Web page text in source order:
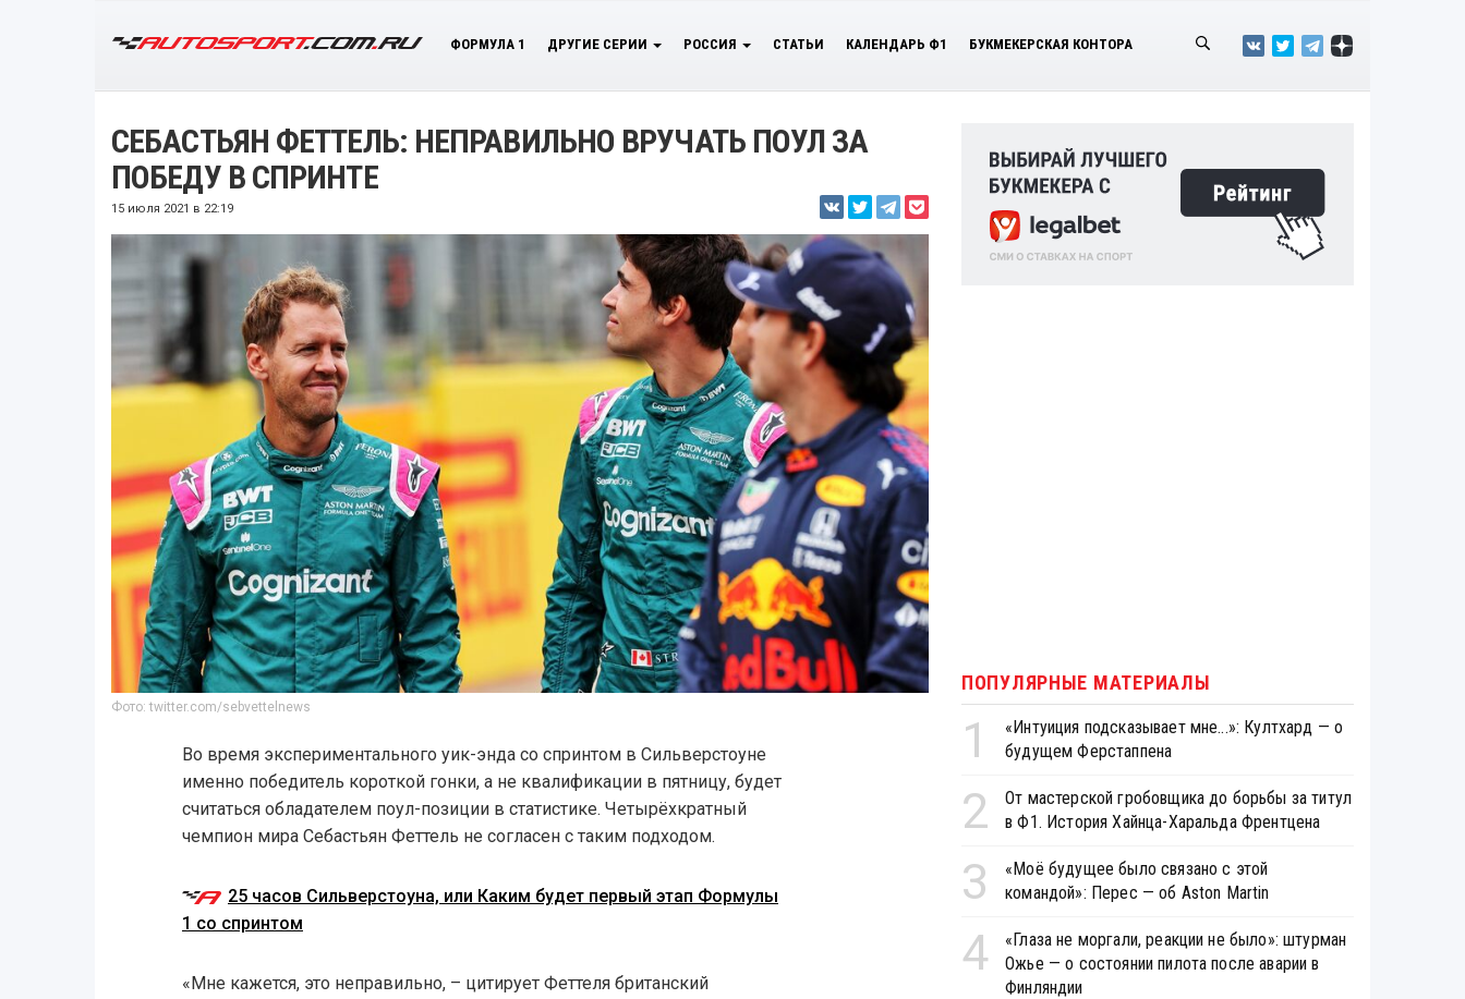
ФОРМУЛА 1 ДРУГИЕ СЕРИИ РОССИЯ СТАТЬИ КАЛЕНДАРЬ Ф1 БУКМЕКЕРСКАЯ КОНТОРА
СЕБАСТЬЯН ФЕТТЕЛЬ: НЕПРАВИЛЬНО ВРУЧАТЬ ПОУЛ ЗА
ПОБЕДУ В СПРИНТЕ
15 июля 2021 в 22:19
Фото: twitter.com/sebvettelnews
Во время экспериментального уик-энда со спринтом в Сильверстоуне
именно победитель короткой гонки, а не квалификации в пятницу, будет
считаться обладателем поул-позиции в статистике. Четырёхкратный
чемпион мира Себастьян Феттель не согласен с таким подходом.
25 часов Сильверстоуна, или Каким будет первый этап Формулы
1 со спринтом
«Мне кажется, это неправильно, – цитирует Феттеля британский
ПОПУЛЯРНЫЕ МАТЕРИАЛЫ
1
«Интуиция подсказывает мне...»: Култхард — о
будущем Ферстаппена
2
От мастерской гробовщика до борьбы за титул
в Ф1. История Хайнца-Харальда Френтцена
3
«Моё будущее было связано с этой
командой»: Перес — об Aston Martin
4
«Глаза не моргали, реакции не было»: штурман
Ожье — о состоянии пилота после аварии в
Финляндии